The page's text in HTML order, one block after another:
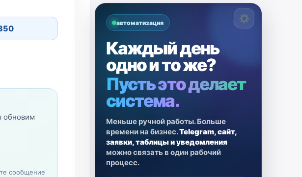
обновим
сообщение
автоматизация
Каждый день
одно и то же?
Пусть это делает
система.
Меньше ручной работы. Больше
времени на бизнес.Telegram, сайт,
заявки, таблицы и уведомления
можно связать в один рабочий
процесс.